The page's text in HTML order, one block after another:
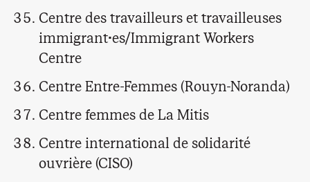
Centre des travailleurs et travailleuses
immigrant·es/Immigrant Workers
Centre
Centre Entre-Femmes (Rouyn-Noranda)
Centre femmes de La Mitis
Centre international de solidarité
ouvrière (CISO)